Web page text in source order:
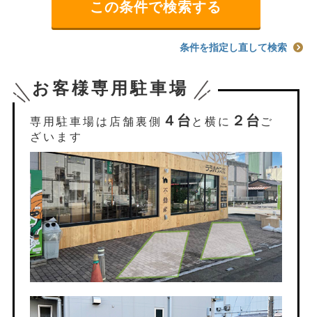
条件を指定し直して検索
お客様専用駐車場
専用駐車場は店舗裏側 ４台 と横に ２台 ご
ざいます